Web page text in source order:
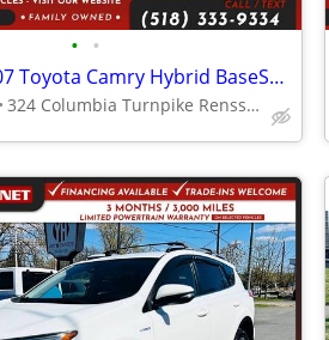
• •
$247/mo - 2007 Toyota Camry Hybrid BaseSedan
324 Columbia Turnpike Rensselaer NY 12144